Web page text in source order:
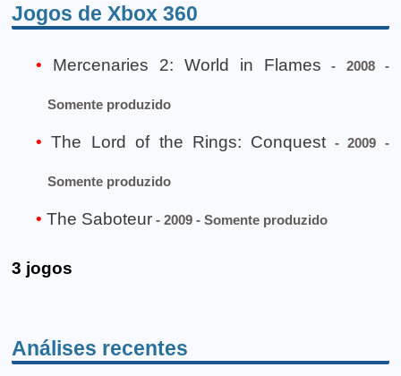
Jogos de Xbox 360
Mercenaries 2: World in Flames - 2008 -
Somente produzido
The Lord of the Rings: Conquest - 2009 -
Somente produzido
The Saboteur - 2009 - Somente produzido
3 jogos
Análises recentes